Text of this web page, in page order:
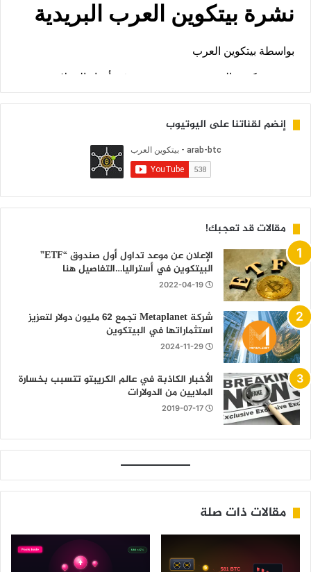
إنضم لقناتنا على اليوتيوب
مقالات قد تعجبك!
الإعلان عن موعد تداول أول صندوق “ETF”
البيتكوين في أستراليا…التفاصيل هنا
2022-04-19
شركة Metaplanet تجمع 62 مليون دولار لتعزيز
استثماراتها في البيتكوين
2024-11-29
الأخبار الكاذبة في عالم الكريبتو تتسبب بخسارة
الملايين من الدولارات
2019-07-17
مقالات ذات صلة